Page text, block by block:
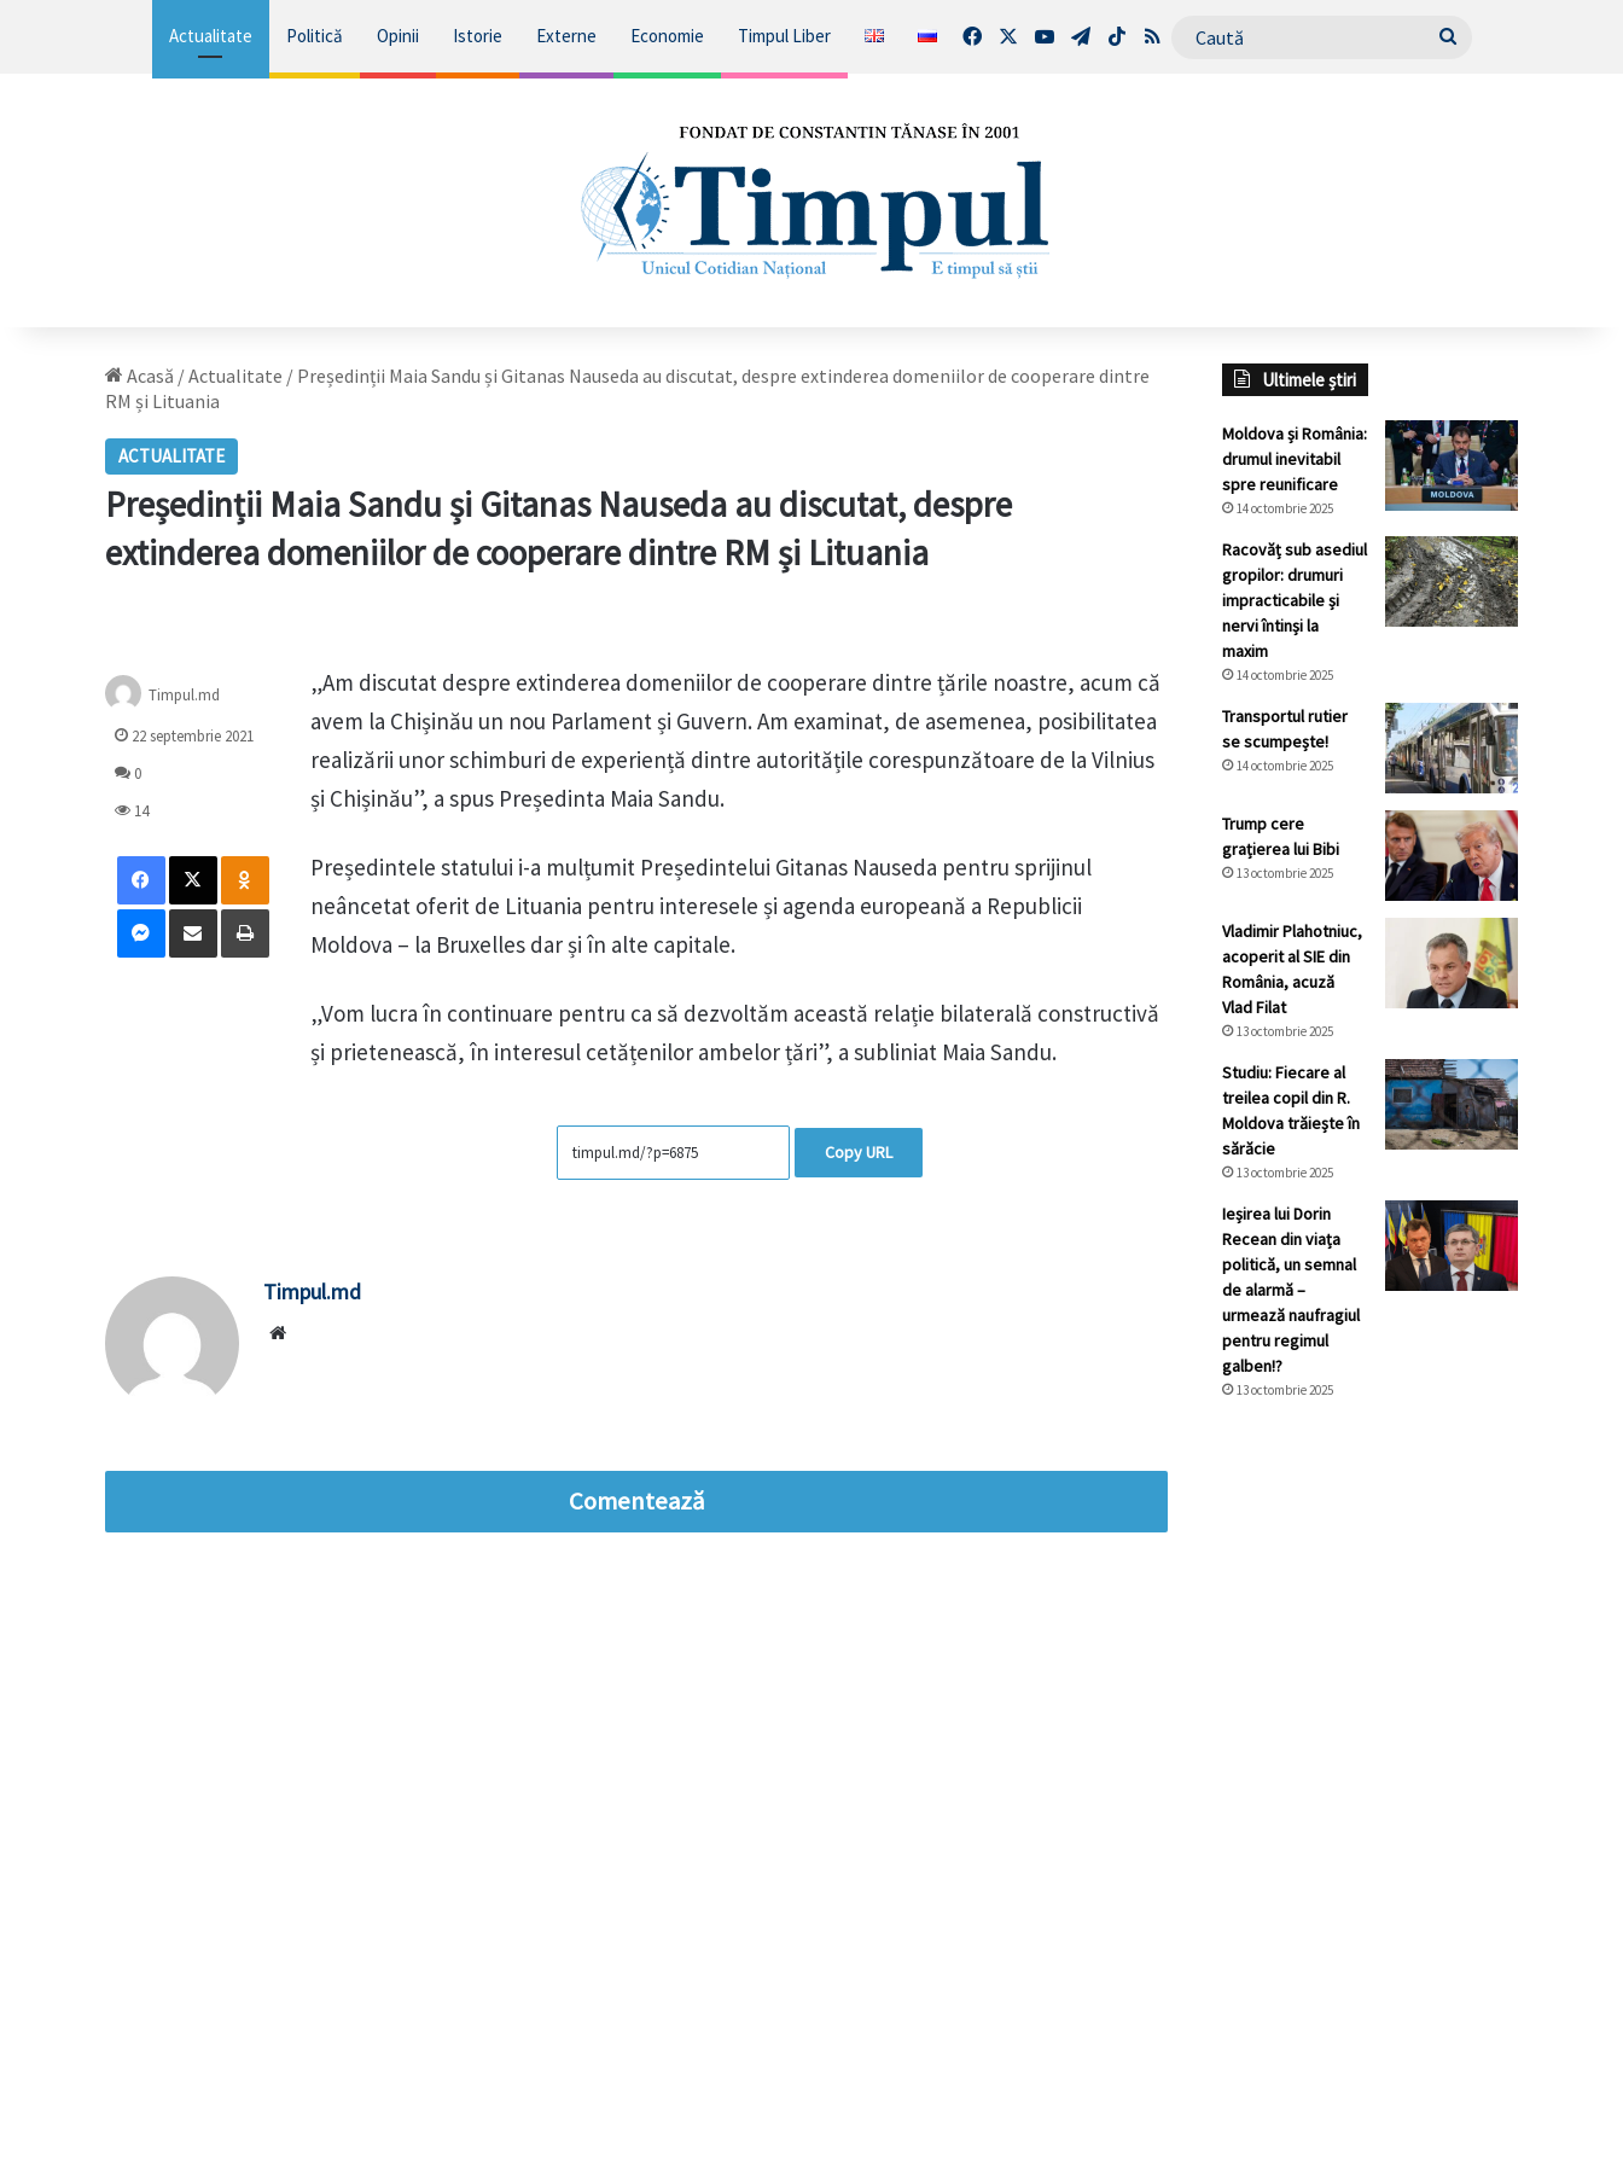
Actualitate Politică Opinii Istorie Externe Economie Timpul Liber FacebookYouTubeTelegram
TikTokRSS Caută
Acasă /Actualitate / Președinții Maia Sandu și Gitanas Nauseda au discutat, despre extinderea domeniilor de cooperare dintre
RM și Lituania
ACTUALITATE
Președinții Maia Sandu și Gitanas Nauseda au discutat, despre
extinderea domeniilor de cooperare dintre RM și Lituania
„Am discutat despre extinderea domeniilor de cooperare dintre țările noastre, acum că
avem la Chișinău un nou Parlament și Guvern. Am examinat, de asemenea, posibilitatea
realizării unor schimburi de experiență dintre autoritățile corespunzătoare de la Vilnius
și Chișinău”, a spus Președinta Maia Sandu.
Președintele statului i-a mulțumit Președintelui Gitanas Nauseda pentru sprijinul
neâncetat oferit de Lituania pentru interesele și agenda europeană a Republicii
Moldova – la Bruxelles dar și în alte capitale.
„Vom lucra în continuare pentru ca să dezvoltăm această relație bilaterală constructivă
și prietenească, în interesul cetățenilor ambelor țări”, a subliniat Maia Sandu.
Copy URL
Timpul.md
22 septembrie 2021
0
14
Facebook
X Odnoklassniki
Messenger
Distribuie prin mail Tipărește
Timpul.md
Comentează
Ultimele știri
Moldova și România:
drumul inevitabil
spre reunificare
14 octombrie 2025
Racovăț sub asediul
gropilor: drumuri
impracticabile și
nervi întinși la
maxim
14 octombrie 2025
Transportul rutier
se scumpește!
14 octombrie 2025
Trump cere
grațierea lui Bibi
13 octombrie 2025
Vladimir Plahotniuc,
acoperit al SIE din
România, acuză
Vlad Filat
13 octombrie 2025
Studiu: Fiecare al
treilea copil din R.
Moldova trăiește în
sărăcie
13 octombrie 2025
Ieșirea lui Dorin
Recean din viața
politică, un semnal
de alarmă –
urmează naufragiul
pentru regimul
galben!?
13 octombrie 2025